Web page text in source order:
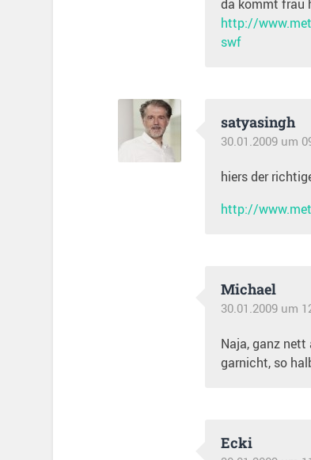
da kommt frau
http://
swf
satyasingh
30.01.2009 um
hiers der
http://
Michael
30.01.2009 um
Naja, ganz
garnicht, so
Ecki